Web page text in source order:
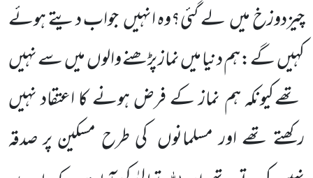
چیزدوزخ میںلے گئی؟وہ انہیںجواب دیتے ہوئے
کہیںگے:ہم دنیا میں نماز پڑھنے والوںمیںسے نہیں
تھے کیونکہ ہم نماز کے فرض ہونے کا اعتقاد نہیں
رکھتے تھے اور مسلمانوں کی طرح مسکین پر صدقہ